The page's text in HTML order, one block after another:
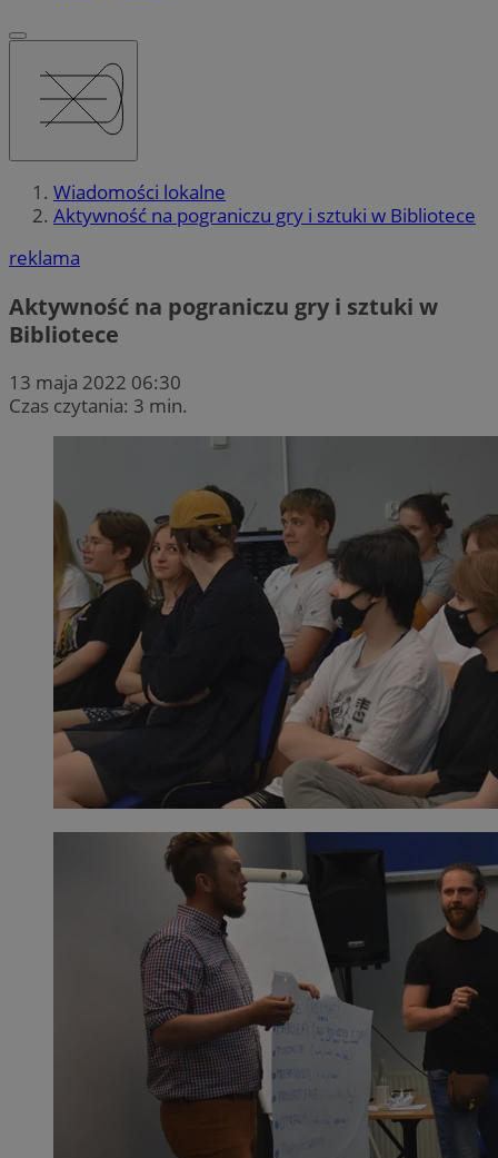
Wiadomości lokalne
Aktywność na pograniczu gry i sztuki w Bibliotece
reklama
Aktywność na pograniczu gry i sztuki w
Bibliotece
13 maja 2022 06:30
Czas czytania: 3 min.